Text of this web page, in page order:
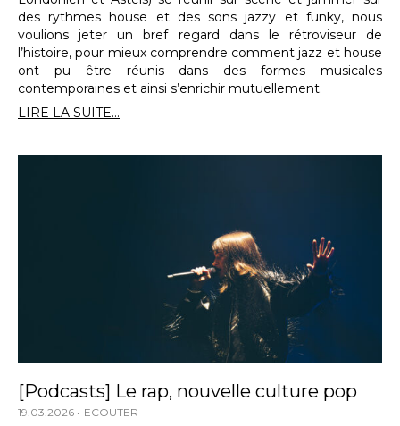
des rythmes house et des sons jazzy et funky, nous
voulions jeter un bref regard dans le rétroviseur de
l’histoire, pour mieux comprendre comment jazz et house
ont pu être réunis dans des formes musicales
contemporaines et ainsi s’enrichir mutuellement.
LIRE LA SUITE...
[Podcasts] Le rap, nouvelle culture pop
19.03.2026 ECOUTER